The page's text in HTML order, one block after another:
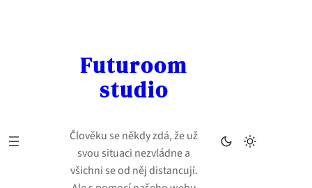
Futuroom
studio
Člověku se někdy zdá, že už
svou situaci nezvládne a
všichni se od něj distancují.